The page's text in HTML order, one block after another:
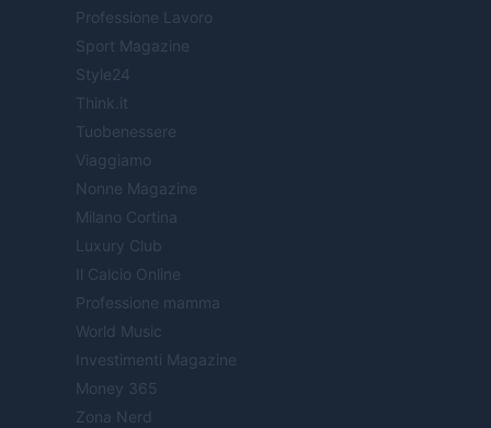
Professione Lavoro
Sport Magazine
Style24
Think.it
Tuobenessere
Viaggiamo
Nonne Magazine
Milano Cortina
Luxury Club
Il Calcio Online
Professione mamma
World Music
Investimenti Magazine
Money 365
Zona Nerd